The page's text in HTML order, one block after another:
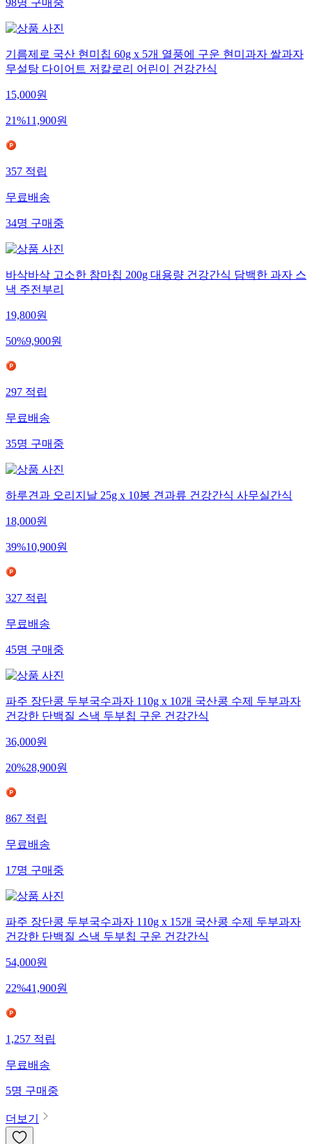
98명구매중
기름제로 국산 현미칩 60g x 5개 열풍에 구운 현미과자 쌀과자
무설탕 다이어트 저칼로리 어린이 건강간식
15,000원
21%11,900원
357적립
무료배송
34명구매중
바삭바삭 고소한 참마칩 200g 대용량 건강간식 담백한 과자 스
낵 주전부리
19,800원
50%9,900원
297적립
무료배송
35명구매중
하루견과 오리지날 25g x 10봉 견과류 건강간식 사무실간식
18,000원
39%10,900원
327적립
무료배송
45명구매중
파주 장단콩 두부국수과자 110g x 10개 국산콩 수제 두부과자
건강한 단백질 스낵 두부칩 구운 건강간식
36,000원
20%28,900원
867적립
무료배송
17명구매중
파주 장단콩 두부국수과자 110g x 15개 국산콩 수제 두부과자
건강한 단백질 스낵 두부칩 구운 건강간식
54,000원
22%41,900원
1,257적립
무료배송
5명구매중
더보기